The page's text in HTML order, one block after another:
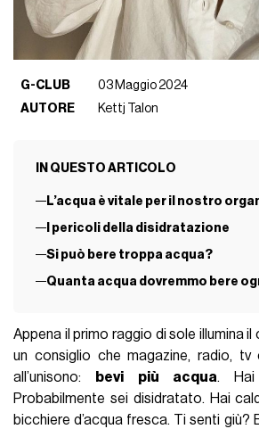
G-CLUB
03 Maggio 2024
AUTORE
Kettj Talon
IN QUESTO ARTICOLO
L’acqua è vitale per il nostro
I pericoli della disidratazione
Si può bere troppa acqua?
Quanta acqua dovremmo bere
Appena il primo raggio di sole illumina il
un consiglio che magazine, radio,
all’unisono:
bevi più acqua.
Probabilmente sei disidratato. Hai
bicchiere d’acqua fresca. Ti senti giù?